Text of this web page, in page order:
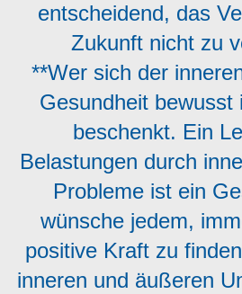
entscheidend, das
Zukunft nicht zu
**Wer sich der
Gesundheit bewusst
beschenkt. Ein
Belastungen durch
Probleme ist ein
wünsche jedem,
positive Kraft zu
inneren und äußeren